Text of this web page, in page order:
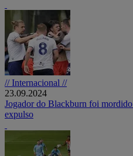
// Internacional //
23.09.2024
Jogador do Blackburn foi
expulso